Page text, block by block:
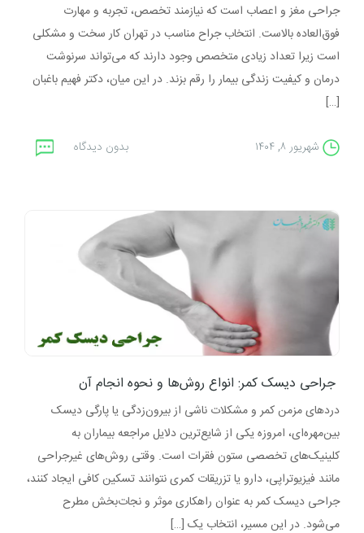
جراحی مغز و اعصاب است که نیازمند تخصص، تجربه و مهارت
فوق‌العاده بالاست. انتخاب جراح مناسب در تهران کار سخت و مشکلی
است زیرا تعداد زیادی متخصص وجود دارند که می‌تواند سرنوشت
درمان و کیفیت زندگی بیمار را رقم بزند. در این میان، دکتر فهیم باغبان
[…]
شهریور ۸, ۱۴۰۴ بدون دیدگاه
جراحی دیسک کمر: انواع روش‌ها و نحوه انجام آن
دردهای مزمن کمر و مشکلات ناشی از بیرون‌زدگی یا پارگی دیسک
بین‌مهره‌ای، امروزه یکی از شایع‌ترین دلایل مراجعه بیماران به
کلینیک‌های تخصصی ستون فقرات است. وقتی روش‌های غیرجراحی
مانند فیزیوتراپی، دارو یا تزریقات کمری نتوانند تسکین کافی ایجاد کنند،
جراحی دیسک کمر به‌ عنوان راهکاری موثر و نجات‌بخش مطرح
می‌شود. در این مسیر، انتخاب یک […]